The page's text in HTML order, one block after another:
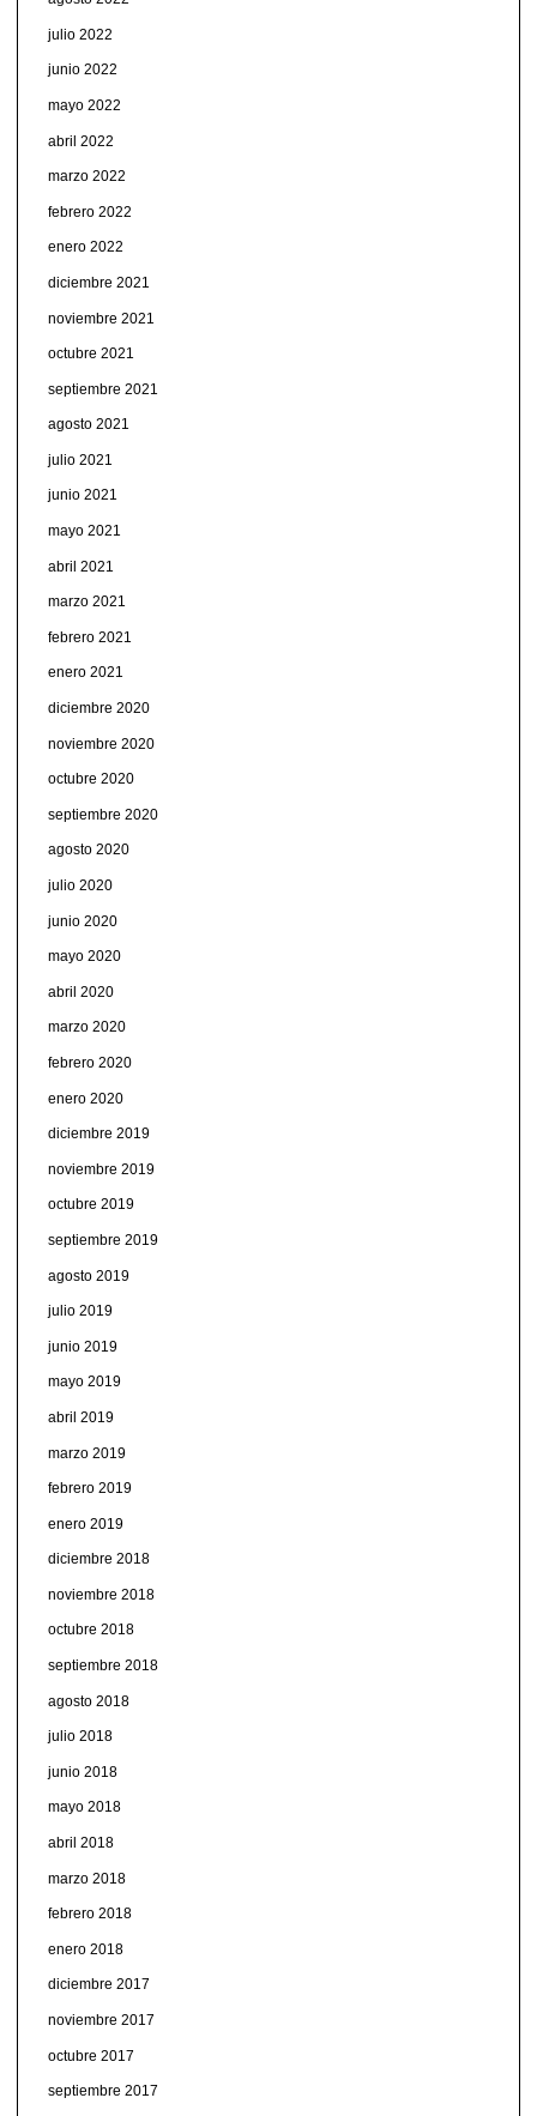
julio 2022
junio 2022
mayo 2022
abril 2022
marzo 2022
febrero 2022
enero 2022
diciembre 2021
noviembre 2021
octubre 2021
septiembre 2021
agosto 2021
julio 2021
junio 2021
mayo 2021
abril 2021
marzo 2021
febrero 2021
enero 2021
diciembre 2020
noviembre 2020
octubre 2020
septiembre 2020
agosto 2020
julio 2020
junio 2020
mayo 2020
abril 2020
marzo 2020
febrero 2020
enero 2020
diciembre 2019
noviembre 2019
octubre 2019
septiembre 2019
agosto 2019
julio 2019
junio 2019
mayo 2019
abril 2019
marzo 2019
febrero 2019
enero 2019
diciembre 2018
noviembre 2018
octubre 2018
septiembre 2018
agosto 2018
julio 2018
junio 2018
mayo 2018
abril 2018
marzo 2018
febrero 2018
enero 2018
diciembre 2017
noviembre 2017
octubre 2017
septiembre 2017